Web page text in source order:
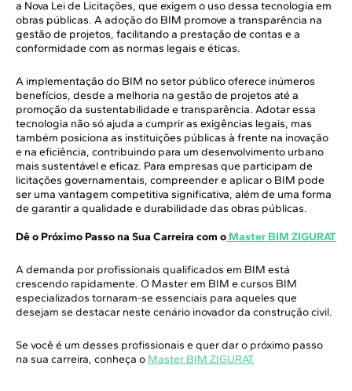
a Nova Lei de Licitações, que exigem o uso dessa tecnologia em
obras públicas. A adoção do BIM promove a transparência na
gestão de projetos, facilitando a prestação de contas e a
conformidade com as normas legais e éticas.
A implementação do BIM no setor público oferece inúmeros
benefícios, desde a melhoria na gestão de projetos até a
promoção da sustentabilidade e transparência. Adotar essa
tecnologia não só ajuda a cumprir as exigências legais, mas
também posiciona as instituições públicas à frente na inovação
e na eficiência, contribuindo para um desenvolvimento urbano
mais sustentável e eficaz. Para empresas que participam de
licitações governamentais, compreender e aplicar o BIM pode
ser uma vantagem competitiva significativa, além de uma forma
de garantir a qualidade e durabilidade das obras públicas.
Dê o Próximo Passo na Sua Carreira com o Master BIM ZIGURAT
A demanda por profissionais qualificados em BIM está
crescendo rapidamente. O Master em BIM e cursos BIM
especializados tornaram-se essenciais para aqueles que
desejam se destacar neste cenário inovador da construção civil.
Se você é um desses profissionais e quer dar o próximo passo
na sua carreira, conheça o Master BIM ZIGURAT.